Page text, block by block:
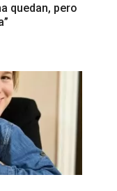
quedan, pero